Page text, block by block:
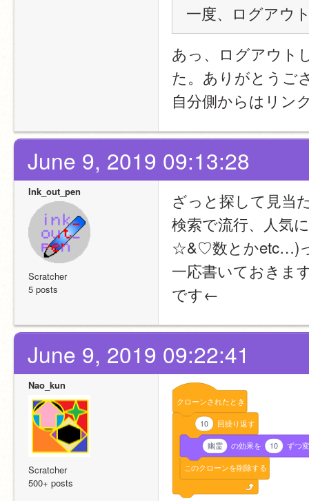
一度、ログアウ
あっ、ログアウト
た。ありがとうご
自分側からはリン
June 9, 2019 09:13:28
Ink_out_pen
Scratcher
5 posts
ざっと探して見当
検索で流行、人気
☆&♡数とかetc…)
一応書いておきま
です←
June 9, 2019 09:22:41
Nao_kun
Scratcher
500+ posts
クローンされたとき
10 回繰り返す
幽霊 の効果を 10 ずつ
このクローンを削除する